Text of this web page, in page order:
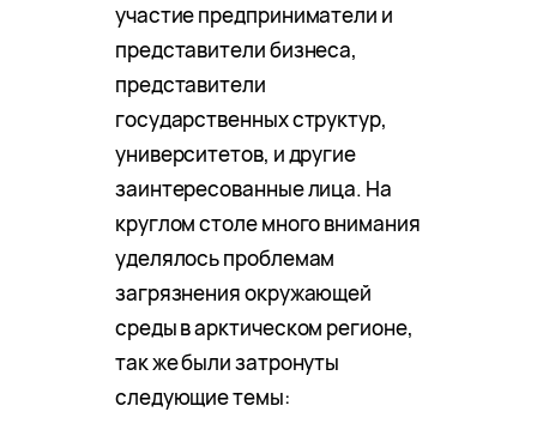
участие предприниматели и
представители бизнеса,
представители
государственных структур,
университетов, и другие
заинтересованные лица. На
круглом столе много внимания
уделялось проблемам
загрязнения окружающей
среды в арктическом регионе,
так же были затронуты
следующие темы: